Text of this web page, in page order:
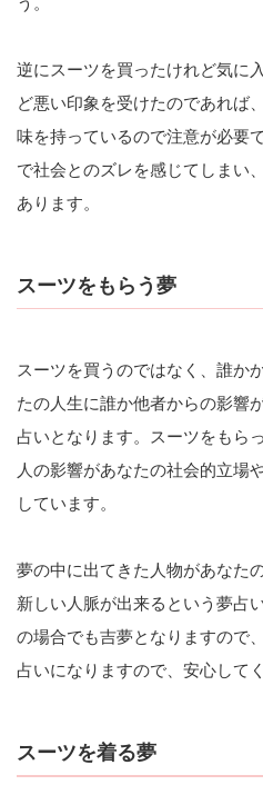
逆にスーツを買ったけれど気に
ど悪い印象を受けたのであれば
味を持っているので注意が必要
で社会とのズレを感じてしまい
あります。
スーツをもらう夢
スーツを買うのではなく、誰か
たの人生に誰か他者からの影響
占いとなります。スーツをもら
人の影響があなたの社会的立場
しています。
夢の中に出てきた人物があなた
新しい人脈が出来るという夢占
の場合でも吉夢となりますので
占いになりますので、安心して
スーツを着る夢